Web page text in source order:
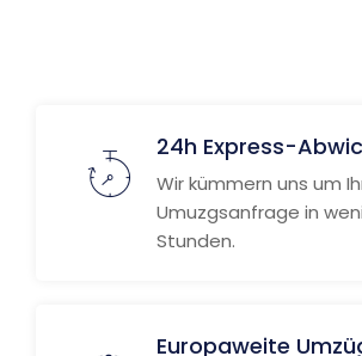
24h Express-
Wir kümmern uns um
Umuzgsanfrage in
Stunden.
Europaweite